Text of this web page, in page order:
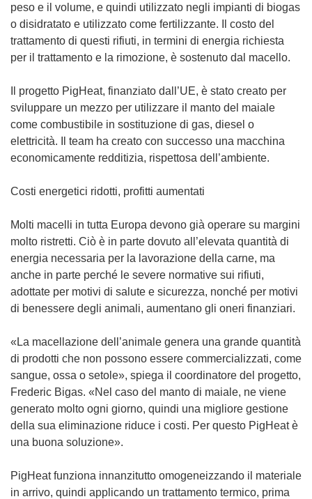
peso e il volume, e quindi utilizzato negli impianti di biogas
o disidratato e utilizzato come fertilizzante. Il costo del
trattamento di questi rifiuti, in termini di energia richiesta
per il trattamento e la rimozione, è sostenuto dal macello.
Il progetto PigHeat, finanziato dall’UE, è stato creato per
sviluppare un mezzo per utilizzare il manto del maiale
come combustibile in sostituzione di gas, diesel o
elettricità. Il team ha creato con successo una macchina
economicamente redditizia, rispettosa dell’ambiente.
Costi energetici ridotti, profitti aumentati
Molti macelli in tutta Europa devono già operare su margini
molto ristretti. Ciò è in parte dovuto all’elevata quantità di
energia necessaria per la lavorazione della carne, ma
anche in parte perché le severe normative sui rifiuti,
adottate per motivi di salute e sicurezza, nonché per motivi
di benessere degli animali, aumentano gli oneri finanziari.
«La macellazione dell’animale genera una grande quantità
di prodotti che non possono essere commercializzati, come
sangue, ossa o setole», spiega il coordinatore del progetto,
Frederic Bigas. «Nel caso del manto di maiale, ne viene
generato molto ogni giorno, quindi una migliore gestione
della sua eliminazione riduce i costi. Per questo PigHeat è
una buona soluzione».
PigHeat funziona innanzitutto omogeneizzando il materiale
in arrivo, quindi applicando un trattamento termico, prima